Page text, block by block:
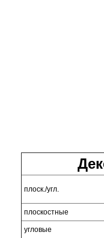
плоск./угл.
плоскостные
угловые